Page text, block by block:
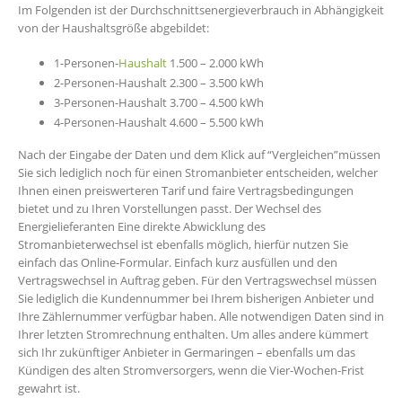
Im Folgenden ist der Durchschnittsenergieverbrauch in Abhängigkeit
von der Haushaltsgröße abgebildet:
1-Personen-Haushalt 1.500 – 2.000 kWh
2-Personen-Haushalt 2.300 – 3.500 kWh
3-Personen-Haushalt 3.700 – 4.500 kWh
4-Personen-Haushalt 4.600 – 5.500 kWh
Nach der Eingabe der Daten und dem Klick auf “Vergleichen”müssen
Sie sich lediglich noch für einen Stromanbieter entscheiden, welcher
Ihnen einen preiswerteren Tarif und faire Vertragsbedingungen
bietet und zu Ihren Vorstellungen passt. Der Wechsel des
Energielieferanten Eine direkte Abwicklung des
Stromanbieterwechsel ist ebenfalls möglich, hierfür nutzen Sie
einfach das Online-Formular. Einfach kurz ausfüllen und den
Vertragswechsel in Auftrag geben. Für den Vertragswechsel müssen
Sie lediglich die Kundennummer bei Ihrem bisherigen Anbieter und
Ihre Zählernummer verfügbar haben. Alle notwendigen Daten sind in
Ihrer letzten Stromrechnung enthalten. Um alles andere kümmert
sich Ihr zukünftiger Anbieter in Germaringen – ebenfalls um das
Kündigen des alten Stromversorgers, wenn die Vier-Wochen-Frist
gewahrt ist.